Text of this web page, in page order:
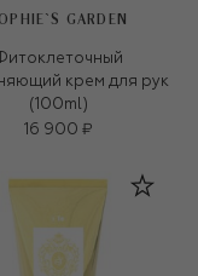
GARDEN
крем для рук
(100ml)
16 900 ₽